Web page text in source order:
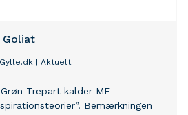
Goliat
Gylle.dk Aktuelt
Trepart kalder MF-
Bemærkningen